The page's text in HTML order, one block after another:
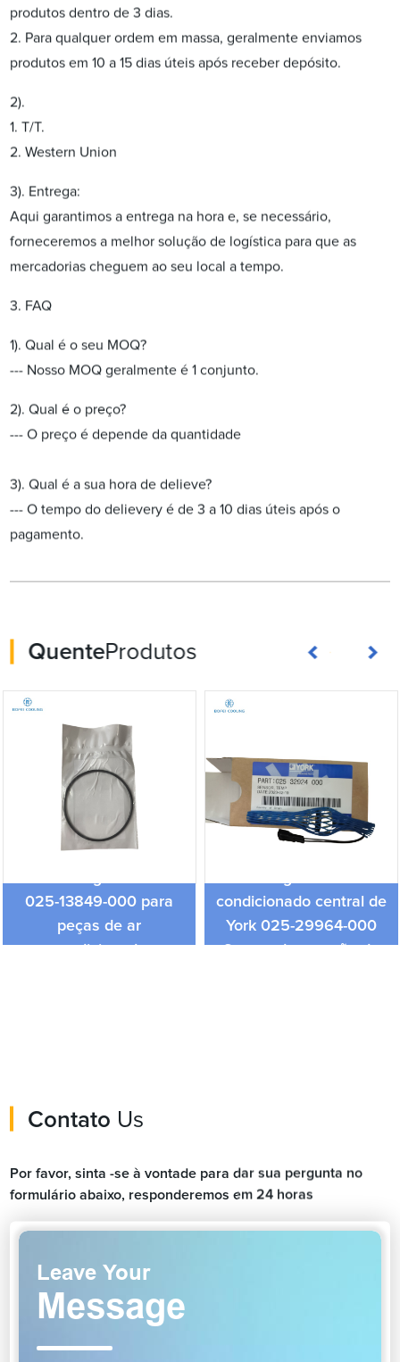
produtos dentro de 3 dias.
2. Para qualquer ordem em massa, geralmente enviamos
produtos em 10 a 15 dias úteis após receber depósito.
2).
1. T/T.
2. Western Union
3). Entrega:
Aqui garantimos a entrega na hora e, se necessário,
forneceremos a melhor solução de logística para que as
mercadorias cheguem ao seu local a tempo.
3. FAQ
1). Qual é o seu MOQ?
--- Nosso MOQ geralmente é 1 conjunto.
2). Qual é o preço?
--- O preço é depende da quantidade
3). Qual é a sua hora de delieve?
--- O tempo do delievery é de 3 a 10 dias úteis após o
pagamento.
QuenteProdutos
025-13849-000 para
peças de ar
condicionado
condicionado central de
York 025-29964-000
Sensor de pressão do
Contato Us
Por favor, sinta -se à vontade para dar sua pergunta no
formulário abaixo, responderemos em 24 horas